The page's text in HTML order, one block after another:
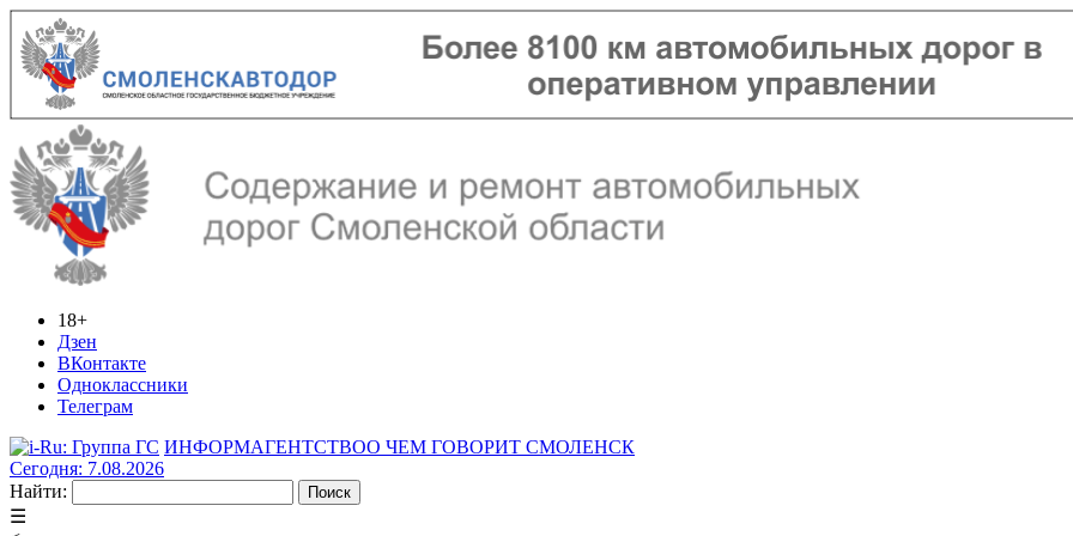
18+
Дзен
ВКонтакте
Одноклассники
Телеграм
ИНФОРМАГЕНТСТВОО ЧЕМ ГОВОРИТ СМОЛЕНСК
Сегодня: 7.08.2026
Найти:
☰